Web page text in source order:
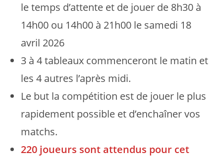
le temps d’attente et de jouer de 8h30 à
14h00 ou 14h00 à 21h00 le samedi 18
avril 2026
3 à 4 tableaux commenceront le matin et
les 4 autres l’après midi.
Le but la compétition est de jouer le plus
rapidement possible et d’enchaîner vos
matchs.
220 joueurs sont attendus pour cet